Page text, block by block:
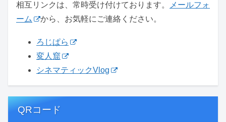
相互リンクは、常時受け付けております。
メールフォ
ーム
から、お気軽にご連絡ください。
ろじぱら
変人窟
シネマティックVlog
QRコード